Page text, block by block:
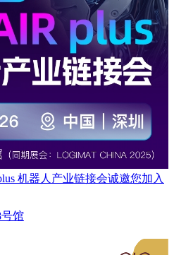
机器人产业链接会诚邀您加入
馆